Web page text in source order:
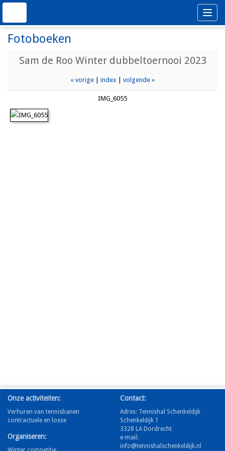
Toggle
Fotoboeken
Sam de Roo Winter dubbeltoernooi 2023
« vorige index volgende »
IMG_6055
Onze activiteiten:
Verhuren van tennisbanen
contractuele en losse
Organiseren:
Contact:
Adres: Tennishal Schenkeldijk
Schenkeldijk 1
3328 LA Dordrecht
e-mail:
info@tennishalschenkeldijk.nl